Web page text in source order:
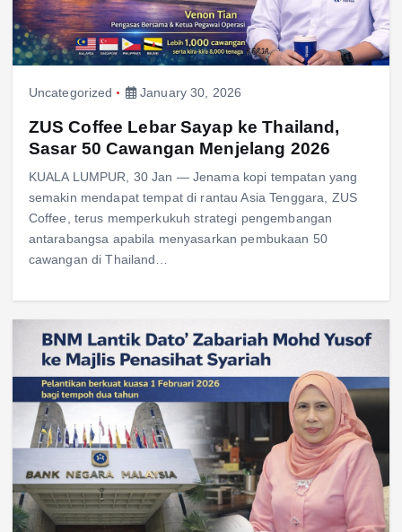
Uncategorized January 30, 2026
ZUS Coffee Lebar Sayap ke Thailand,
Sasar 50 Cawangan Menjelang 2026
KUALA LUMPUR, 30 Jan — Jenama kopi tempatan yang
semakin mendapat tempat di rantau Asia Tenggara, ZUS
Coffee, terus memperkukuh strategi pengembangan
antarabangsa apabila menyasarkan pembukaan 50
cawangan di Thailand…